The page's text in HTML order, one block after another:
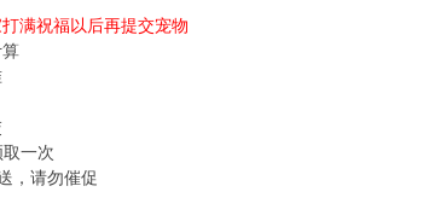
满祝福以后再提交宠物
一次
，请勿催促